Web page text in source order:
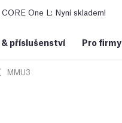
CORE One L: Nyní skladem!
& příslušenství Pro firmy
MMU3